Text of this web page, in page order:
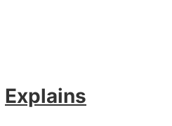
Explains